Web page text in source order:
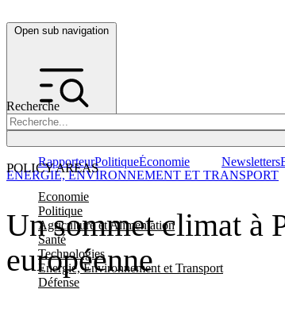
Open sub navigation
Recherche
POLICY AREAS
Economie
Politique
Agriculture et Alimentation
Santé
Technologies
Energie, Environnement et Transport
Défense
RapporteurPolitiqueÉconomie Newsletters
Un sommet climat à
européenne
ENERGIE, ENVIRONNEMENT ET TRANSPORT